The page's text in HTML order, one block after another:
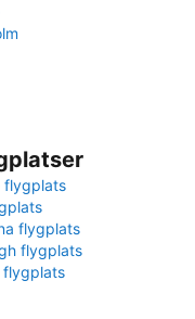
flygplats
flygplats
flygplats
flygplats